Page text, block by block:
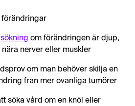
förändringar
om förändringen är djup,
nerver eller muskler
om man behöver skilja en
från mer ovanliga tumörer
söka vård om en knöl eller